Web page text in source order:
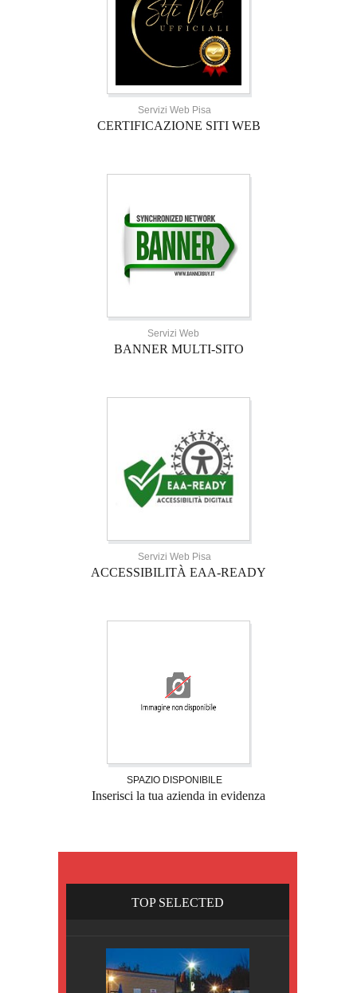
Servizi Web Pisa
CERTIFICAZIONE SITI WEB
Servizi Web
BANNER MULTI-SITO
Servizi Web Pisa
ACCESSIBILITÀ EAA-READY
SPAZIO DISPONIBILE
Inserisci la tua azienda in evidenza
TOP SELECTED